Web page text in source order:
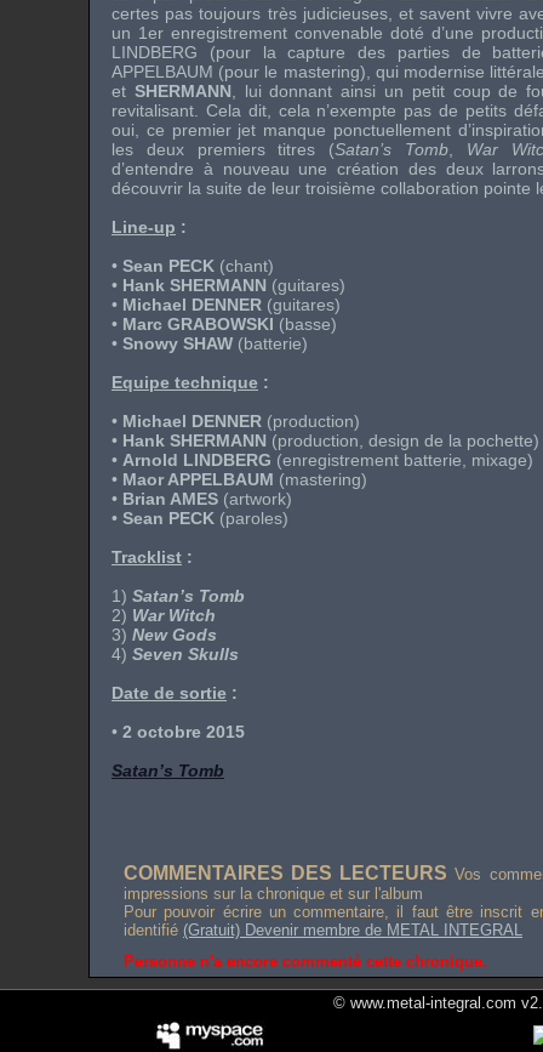
certes pas toujours très judicieuses, et savent vivre
un 1er enregistrement convenable doté d’une
LINDBERG (pour la capture des parties de
APPELBAUM (pour le mastering), qui modernise
et SHERMANN , lui donnant ainsi un petit coup de
revitalisant. Cela dit, cela n’exempte pas de petits
oui, ce premier jet manque ponctuellement
les deux premiers titres (Satan’s Tomb
War
d’entendre à nouveau une création des deux
découvrir la suite de leur troisième collaboration pointe
Line-up :
• Sean PECK (chant)
• Hank SHERMANN (guitares)
• Michael DENNER (guitares)
• Marc GRABOWSKI (basse)
• Snowy SHAW (batterie)
Equipe technique :
• Michael DENNER (production)
• Hank SHERMANN (production, design de la pochette)
• Arnold LINDBERG (enregistrement batterie, mixage)
• Maor APPELBAUM (mastering)
• Brian AMES (artwork)
• Sean PECK (paroles)
Tracklist :
1) Satan’s Tomb
2) War Witch
3) New Gods
4) Seven Skulls
Date de sortie :
• 2 octobre 2015
Satan’s Tomb
COMMENTAIRES DES LECTEURS Vos
impressions sur la chronique et sur l'album
Pour pouvoir écrire un commentaire, il faut être inscrit
identifié (Gratuit) Devenir membre de METAL INTEGRAL
Personne n'a encore commenté cette chronique.
© www.metal-integral.com